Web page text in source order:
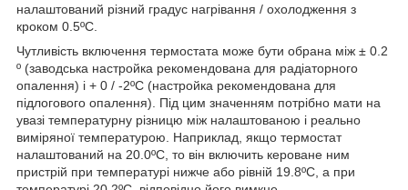
налаштований різний градус нагрівання / охолодження з
кроком 0.5ºС.
Чутливість включення термостата може бути обрана між ± 0.2
º (заводська настройка рекомендована для радіаторного
опалення) і + 0 / -2ºС (настройка рекомендована для
підлогового опалення). Під цим значенням потрібно мати на
увазі температурну різницю між налаштованою і реально
виміряної температурою. Наприклад, якщо термостат
налаштований на 20.0ºС, то він включить кероване ним
пристрій при температурі нижче або рівній 19.8ºС, а при